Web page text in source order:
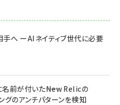
手へ ーAIネイティブ世代に必要
前が付いた――New Relicの
のアンチパターンを検知